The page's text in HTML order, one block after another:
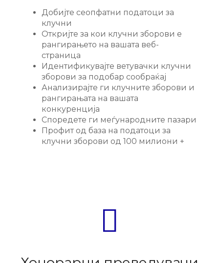
Добијте сеопфатни податоци за
клучни
Откријте за кои клучни зборови е
рангирањето на вашата веб-
страница
Идентификувајте ветувачки клучни
зборови за подобар сообраќај
Анализирајте ги клучните зборови и
рангирањата на вашата
конкуренција
Споредете ги меѓународните пазари
Профит од база на податоци за
клучни зборови од 100 милиони +